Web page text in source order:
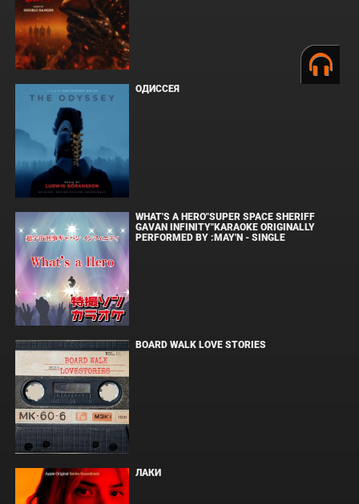
ОДИССЕЯ
WHAT'S A HERO"SUPER SPACE SHERIFF
GAVAN INFINITY"KARAOKE ORIGINALLY
PERFORMED BY :MAY'N - SINGLE
BOARD WALK LOVE STORIES
ЛАКИ